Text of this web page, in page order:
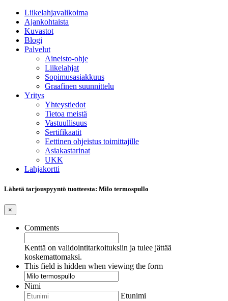
Liikelahjavalikoima
Ajankohtaista
Kuvastot
Blogi
Palvelut
Aineisto-ohje
Liikelahjat
Sopimusasiakkuus
Graafinen suunnittelu
Yritys
Yhteystiedot
Tietoa meistä
Vastuullisuus
Sertifikaatit
Eettinen ohjeistus toimittajille
Asiakastarinat
UKK
Lahjakortti
Lähetä tarjouspyyntö tuotteesta: Milo termospullo
×
Comments
Kenttä on validointitarkoituksiin ja tulee jättää
koskemattomaksi.
This field is hidden when viewing the form
Nimi
Etunimi